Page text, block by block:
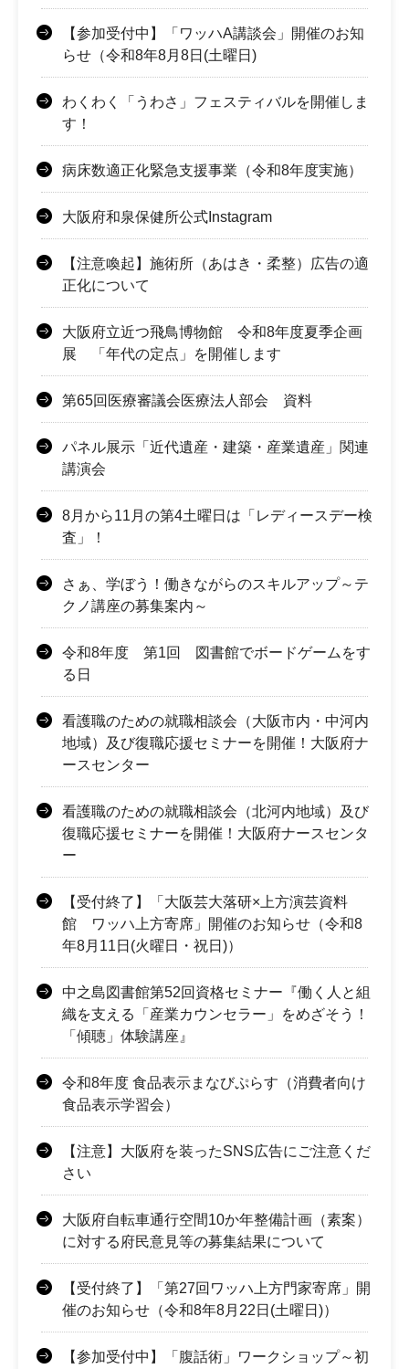
【参加受付中】「ワッハA講談会」開催のお知
らせ（令和8年8月8日(土曜日)
わくわく「うわさ」フェスティバルを開催しま
す！
病床数適正化緊急支援事業（令和8年度実施）
大阪府和泉保健所公式Instagram
【注意喚起】施術所（あはき・柔整）広告の適
正化について
大阪府立近つ飛鳥博物館 令和8年度夏季企画
展 「年代の定点」を開催します
第65回医療審議会医療法人部会 資料
パネル展示「近代遺産・建築・産業遺産」関連
講演会
8月から11月の第4土曜日は「レディースデー検
査」！
さぁ、学ぼう！働きながらのスキルアップ～テ
クノ講座の募集案内～
令和8年度 第1回 図書館でボードゲームをす
る日
看護職のための就職相談会（大阪市内・中河内
地域）及び復職応援セミナーを開催！大阪府ナ
ースセンター
看護職のための就職相談会（北河内地域）及び
復職応援セミナーを開催！大阪府ナースセンタ
ー
【受付終了】「大阪芸大落研×上方演芸資料
館 ワッハ上方寄席」開催のお知らせ（令和8
年8月11日(火曜日・祝日)）
中之島図書館第52回資格セミナー『働く人と組
織を支える「産業カウンセラー」をめざそう！
「傾聴」体験講座』
令和8年度 食品表示まなびぷらす（消費者向け
食品表示学習会）
【注意】大阪府を装ったSNS広告にご注意くだ
さい
大阪府自転車通行空間10か年整備計画（素案）
に対する府民意見等の募集結果について
【受付終了】「第27回ワッハ上方門家寄席」開
催のお知らせ（令和8年8月22日(土曜日)）
【参加受付中】「腹話術」ワークショップ～初